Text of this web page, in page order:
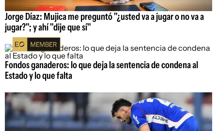
Jorge Díaz: Mujica me preguntó "¿usted va a jugar o no va a
jugar?"; y ahí "dije que sí"
Fondos ganaderos: lo que deja la sentencia de condena al
Estado y lo que falta